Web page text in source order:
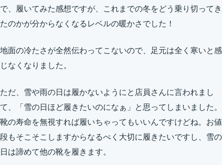
で、履いてみた感想ですが、これまでの冬をどう乗り切ってき
たのかが分からなくなるレベルの暖かさでした！
地面の冷たさが全然伝わってこないので、足元は全く寒いと感
じなくなりました。
ただ、雪や雨の日は履かないようにと店員さんに言われまし
て、「雪の日ほど履きたいのになぁ」と思ってしまいました。
靴の寿命を無視すれば履いちゃってもいいんですけどね。お値
段もそこそこしますからなるべく大切に履きたいですし、雪の
日は諦めて他の靴を履きます。